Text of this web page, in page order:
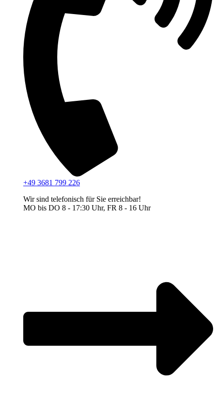
+49 3681 799 226
Wir sind telefonisch für Sie erreichbar!
MO bis DO 8 - 17:30 Uhr, FR 8 - 16 Uhr